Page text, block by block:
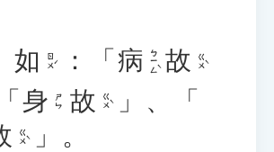
如 ㄖㄨˊ ：「 病 ㄅㄧㄥˋ 故 ㄍㄨˋ
身 ㄕㄣ 故 ㄍㄨˋ
」、「
ㄍㄨˋ
」。